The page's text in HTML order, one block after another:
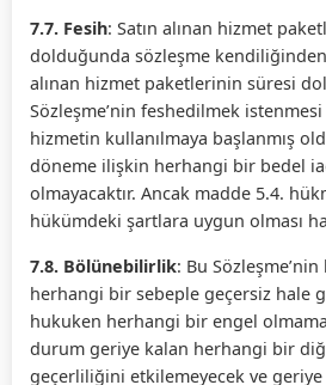
7.7. Fesih: Satın alınan hizmet
dolduğunda sözleşme kendiliğinden
alınan hizmet paketlerinin süresi
Sözleşme’nin feshedilmek
hizmetin kullanılmaya başlanmış
döneme ilişkin herhangi bir bedel
olmayacaktır. Ancak madde 5.4.
hükümdeki şartlara uygun olması
7.8. Bölünebilirlik: Bu
herhangi bir sebeple geçersiz hale
hukuken herhangi bir engel
durum geriye kalan herhangi bir
geçerliliğini etkilemeyecek ve